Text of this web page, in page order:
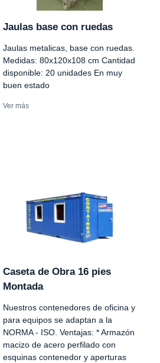
Jaulas base con ruedas
Jaulas metalicas, base con ruedas.
Medidas: 80x120x108 cm Cantidad
disponible: 20 unidades En muy
buen estado
Ver más
Caseta de Obra 16 pies
Montada
Nuestros contenedores de oficina y
para equipos se adaptan a la
NORMA - ISO. Ventajas: * Armazón
macizo de acero perfilado con
esquinas contenedor y aperturas